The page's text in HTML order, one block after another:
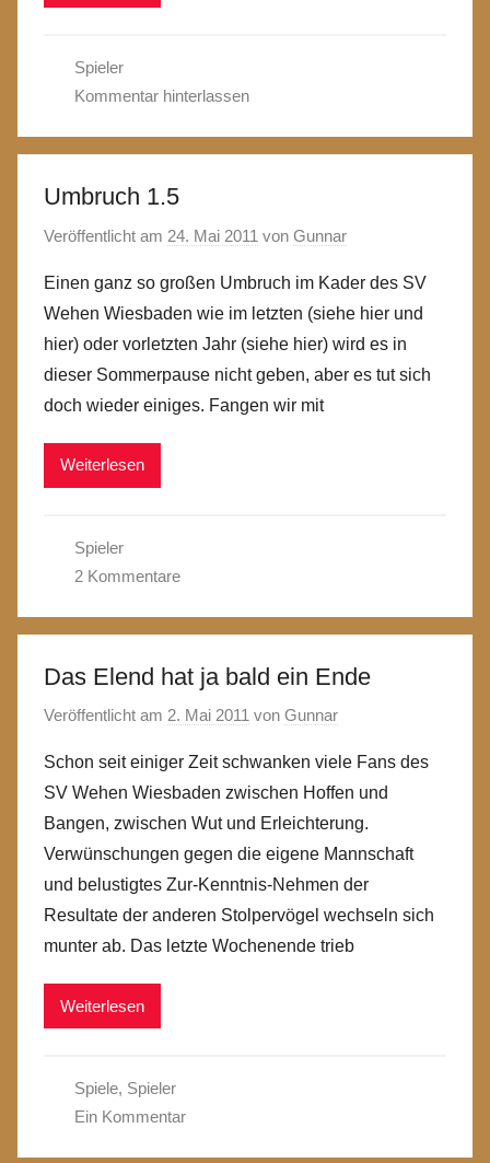
Spieler
Kommentar hinterlassen
Umbruch 1.5
Veröffentlicht am 24. Mai 2011 von Gunnar
Einen ganz so großen Umbruch im Kader des SV
Wehen Wiesbaden wie im letzten (siehe hier und
hier) oder vorletzten Jahr (siehe hier) wird es in
dieser Sommerpause nicht geben, aber es tut sich
doch wieder einiges. Fangen wir mit
Weiterlesen
Spieler
2 Kommentare
Das Elend hat ja bald ein Ende
Veröffentlicht am 2. Mai 2011 von Gunnar
Schon seit einiger Zeit schwanken viele Fans des
SV Wehen Wiesbaden zwischen Hoffen und
Bangen, zwischen Wut und Erleichterung.
Verwünschungen gegen die eigene Mannschaft
und belustigtes Zur-Kenntnis-Nehmen der
Resultate der anderen Stolpervögel wechseln sich
munter ab. Das letzte Wochenende trieb
Weiterlesen
Spiele, Spieler
Ein Kommentar